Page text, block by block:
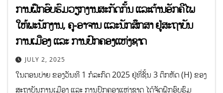
ການຝຶກອົບຮົມວຽກງານສະກັດກັ້ນ ແລະຕ້ານອັກຄີໄພ
ໃຫ້ພະນັກງານ, ຄູ-ອາຈານ ແລະນັກສຶກສາ ຢູ່ສະຖາບັນ
ການເມືອງ ແລະ ການປົກຄອງແຫ່ງຊາດ
JULY 2, 2025
ໃນຕອນບ່າຍ ຂອງວັນທີ 1 ກໍລະກົດ 2025 ຢູ່ທີ່ຊັ້ນ 3 ຕຶກຫັດ (H) ຂອງ
ສະຖາບັນການເມືອງ ແລະ ການປົກຄອງແຫ່ງຊາດ ໄດ້ຈັດຝຶກອົບຮົມ